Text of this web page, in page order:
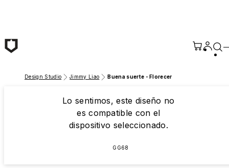
Design Studio Jimmy Liao Buena suerte - Florecer
Lo sentimos, este diseño no
es compatible con el
dispositivo seleccionado.
GG68